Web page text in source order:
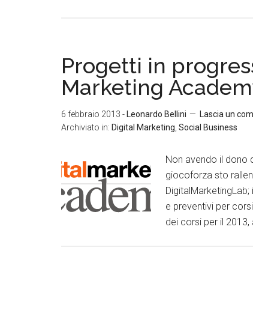
Progetti in
Marketing
6 febbraio 2013 - Leonardo Bellini
Lascia un
Archiviato in: Digital Marketing Social Business
Non avendo il dono
giocoforza sto
e preventivi per
dei corsi per il 2013,